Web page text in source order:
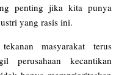
penting jika kita punya
yang rasis ini.
masyarakat terus
perusahaan kecantikan